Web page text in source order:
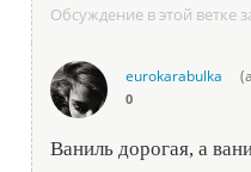
Обсуждение в этой ветке
eurokarabulka
0
Ваниль дорогая, а